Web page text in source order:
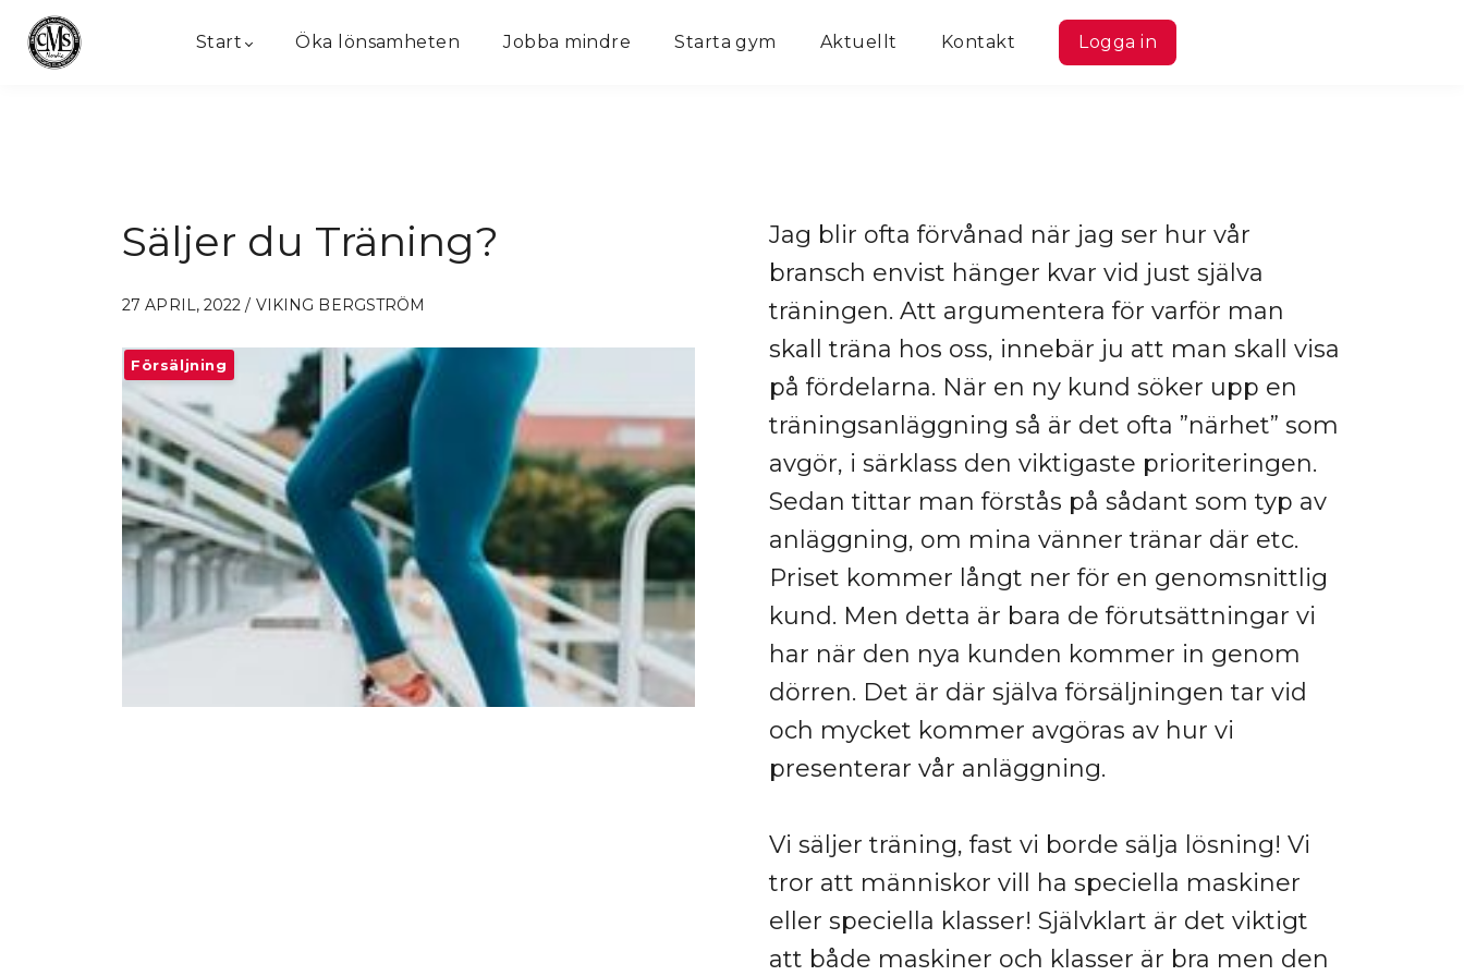
Start Öka lönsamheten Jobba mindre Starta gym Aktuellt Kontakt Logga in
Säljer du Träning?
27 APRIL, 2022 / VIKING BERGSTRÖM
Försäljning
Jag blir ofta förvånad när jag ser hur vår
bransch envist hänger kvar vid just själva
träningen. Att argumentera för varför man
skall träna hos oss, innebär ju att man skall visa
på fördelarna. När en ny kund söker upp en
träningsanläggning så är det ofta ”närhet” som
avgör, i särklass den viktigaste prioriteringen.
Sedan tittar man förstås på sådant som typ av
anläggning, om mina vänner tränar där etc.
Priset kommer långt ner för en genomsnittlig
kund. Men detta är bara de förutsättningar vi
har när den nya kunden kommer in genom
dörren. Det är där själva försäljningen tar vid
och mycket kommer avgöras av hur vi
presenterar vår anläggning.
Vi säljer träning, fast vi borde sälja lösning! Vi
tror att människor vill ha speciella maskiner
eller speciella klasser! Självklart är det viktigt
att både maskiner och klasser är bra men den